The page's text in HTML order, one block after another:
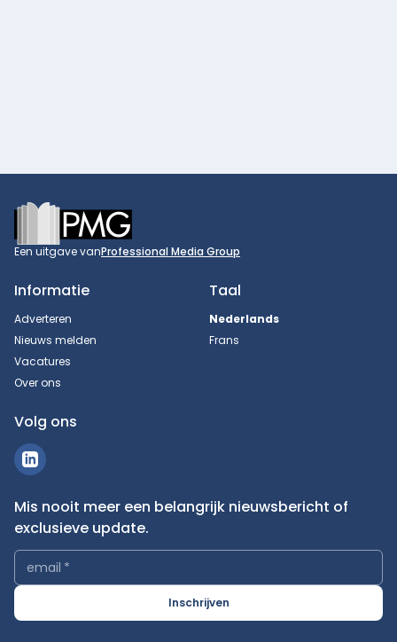
Footer
Een uitgave vanProfessional Media Group
Informatie
Adverteren
Nieuws melden
Vacatures
Over ons
Taal
Nederlands
Frans
Volg ons
Mis nooit meer een belangrijk nieuwsbericht of
exclusieve update.
email *
Inschrijven